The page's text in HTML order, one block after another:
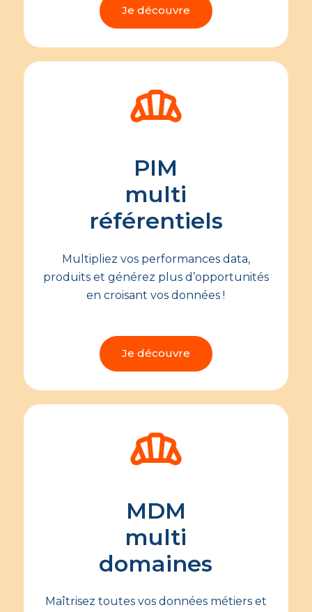
Je découvre
PIM
multi
référentiels
Multipliez vos performances data,
produits et générez plus d’opportunités
en croisant vos données !
Je découvre
MDM
multi
domaines
Maîtrisez toutes vos données métiers et